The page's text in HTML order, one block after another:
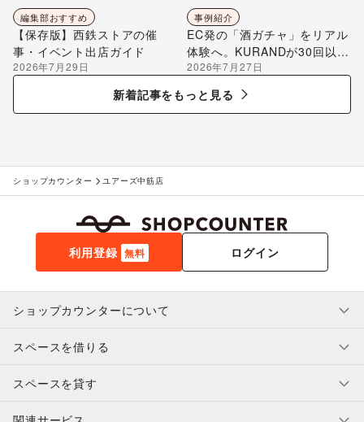
編集部おすすめ
【保存版】西鉄ストアの催
事・イベント出店ガイド
2026年7月29日
事例紹介
EC発の「酒ガチャ」をリアル
体験へ。KURANDが30回以上
のポップアップ出店で届け
る“新しいお酒との出会い”
2026年7月27日
新着記事をもっと見る
ショップカウンター ユアーズ中筋店
利用登録 無料 ログイン
ショップカウンターについて
利用規約・ガイドライン
特定商取引法に基づく表示
スペースを借りる
スペースを借りたい人へ
スペースを貸す